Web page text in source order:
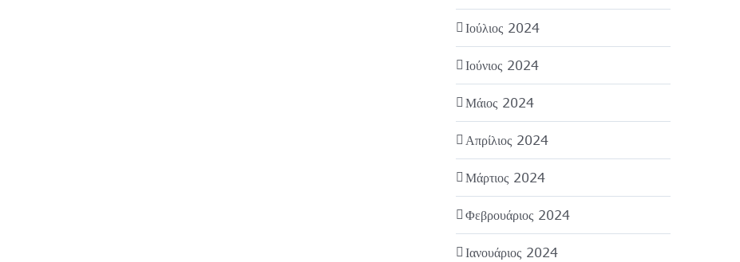
Ιούλιος 2024
Ιούνιος 2024
Μάιος 2024
Απρίλιος 2024
Μάρτιος 2024
Φεβρουάριος 2024
Ιανουάριος 2024